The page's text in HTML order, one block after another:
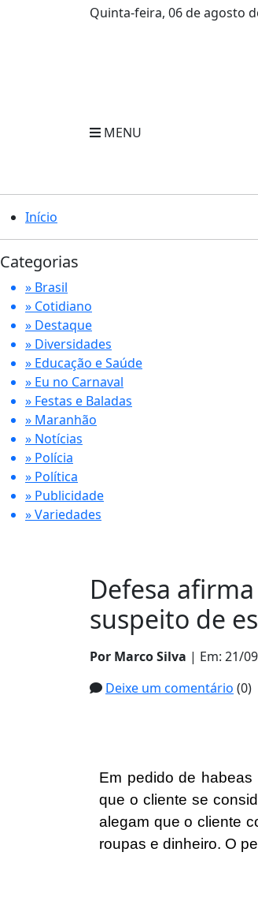
Quinta-feira, 06 de agosto
MENU
Início
Categorias
» Brasil
» Cotidiano
» Destaque
» Diversidades
» Educação e Saúde
» Eu no Carnaval
» Festas e Baladas
» Maranhão
» Notícias
» Polícia
» Política
» Publicidade
» Variedades
Defesa
suspeito de
Por Marco Silva | Em: 21/
Deixe um comentário (0)
Em pedido de
que o cliente se
alegam que o cliente
roupas e dinheiro. O